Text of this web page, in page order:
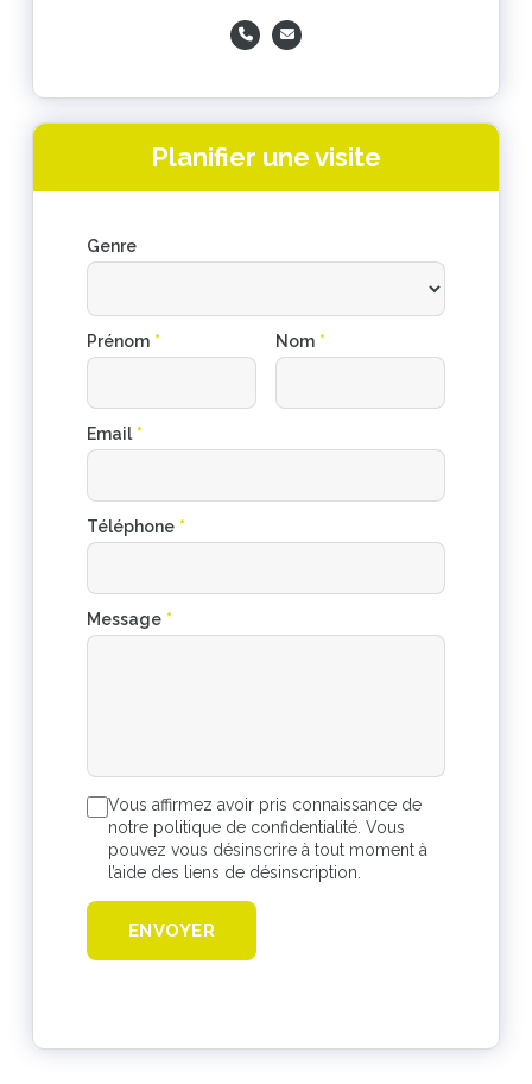
Planifier une visite
Genre
Prénom * Nom *
Email *
Téléphone *
Message *
Vous affirmez avoir pris connaissance de
notre politique de confidentialité. Vous
pouvez vous désinscrire à tout moment à
l’aide des liens de désinscription.
ENVOYER